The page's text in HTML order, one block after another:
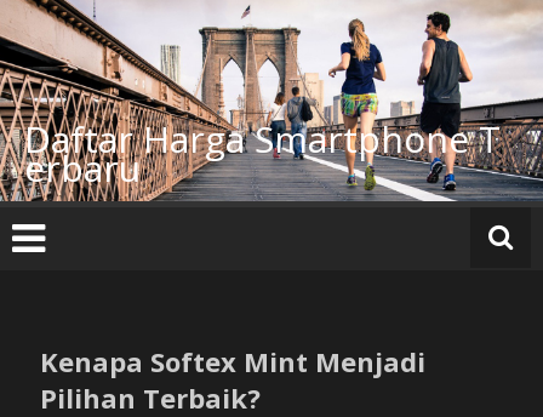
Lompat
ke
konten
Daftar Harga Smartphone T
erbaru
Kenapa Softex Mint Menjadi
Pilihan Terbaik?